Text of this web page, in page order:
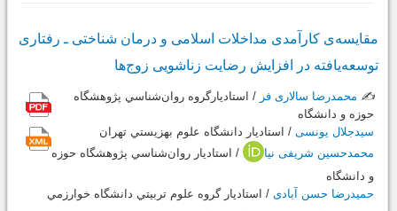
مقایسه‌ی کارآمدی مداخلات اسلامی و درمان شناختی‌ ـ ‌رفتاری
توسعه‌یافته در افزایش رضایت زناشویی زوج‌ها
✍️ محمدرضا سالاری فر / استاديارگروه روان‌شناسي پژوهشگاه
حوزه و دانشگاه
سیدجلال یونسی / استاديار دانشگاه علوم بهزيستي تهران
محمدحسین شریفی نیا
/ استاديار روان‌شناسي پژوهشگاه حوزه
و دانشگاه
حمیدرضا حسن آبادی / استاديار گروه علوم تربيتي دانشگاه خوارزمي